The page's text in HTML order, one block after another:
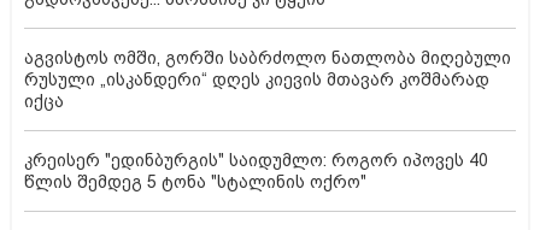
აგვისტოს ომში, გორში საბრძოლო ნათლობა მიღებული
რუსული „ისკანდერი“ დღეს კიევის მთავარ კოშმარად
იქცა
კრეისერ "ედინბურგის" საიდუმლო: როგორ იპოვეს 40
წლის შემდეგ 5 ტონა "სტალინის ოქრო"